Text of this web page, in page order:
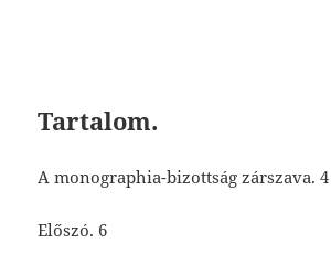
Tartalom.
A monographia-bizottság zárszava. 4
Előszó. 6